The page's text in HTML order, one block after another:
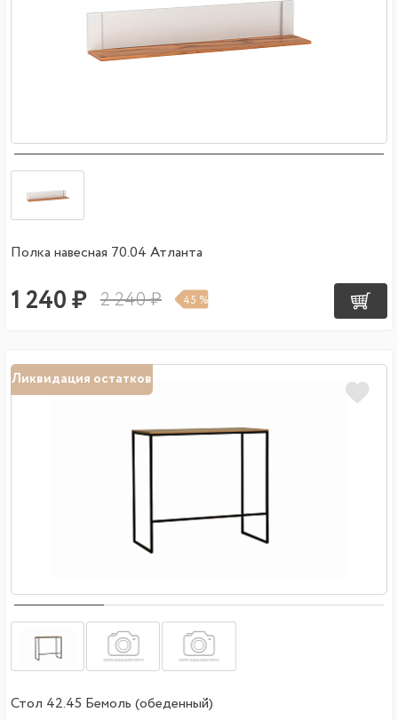
Полка навесная 70.04 Атланта
1 240 ₽ 2 240 ₽ 45 %
Ликвидация остатков
Стол 42.45 Бемоль (обеденный)